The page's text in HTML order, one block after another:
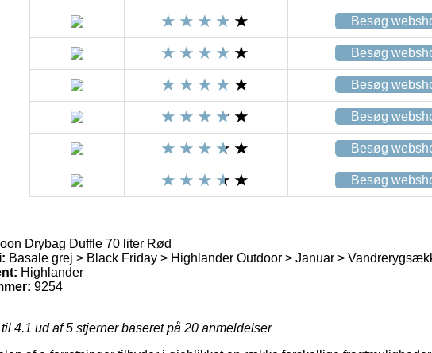
Besøg
Besøg
Besøg
Besøg
Besøg
Besøg
Drybag Duffle 70 liter Rød
Basale grej > Black Friday > Highlander Outdoor > Januar >
Highlander
9254
4.1 ud af 5 stjerner baseret på 20 anmeldelser